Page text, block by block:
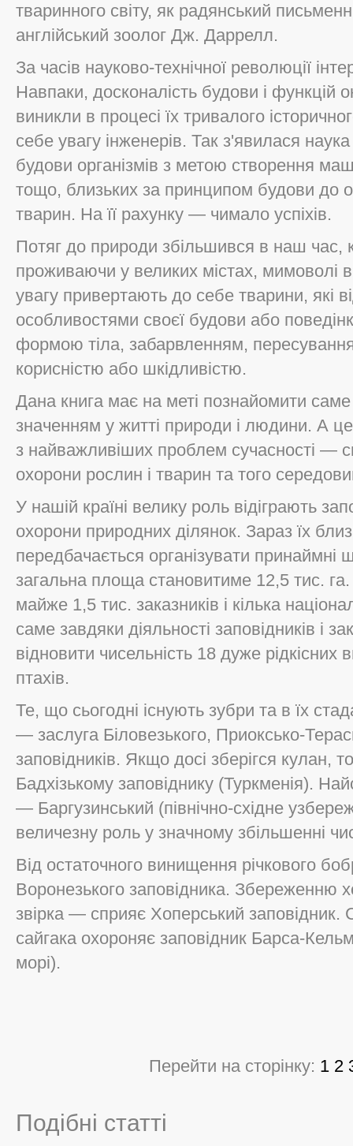
тваринного світу, як радянський
англійський зоолог Дж. Даррелл.
За часів науково-технічної революції
Навпаки, досконалість будови і функцій
виникли в процесі їх тривалого
себе увагу інженерів. Так з'явилася
будови організмів з метою створення
тощо, близьких за принципом будови до
тварин. На її рахунку — чимало успіхів.
Потяг до природи збільшився в наш час,
проживаючи у великих містах, мимоволі
увагу привертають до себе тварини, які
особливостями своєї будови або
формою тіла, забарвленням,
корисністю або шкідливістю.
Дана книга має на меті познайомити
значенням у житті природи і людини. А
з найважливіших проблем сучасності —
охорони рослин і тварин та того
У нашій країні велику роль відіграють
охорони природних ділянок. Зараз їх
передбачається організувати принаймні
загальна площа становитиме 12,5 тис.
майже 1,5 тис. заказників і кілька
саме завдяки діяльності заповідників і
відновити чисельність 18 дуже рідкісних
птахів.
Те, що сьогодні існують зубри та в їх
— заслуга Біловезького, Приоксько-
заповідників. Якщо досі зберігся кулан,
Бадхізькому заповіднику (Туркменія).
— Баргузинський (північно-східне
величезну роль у значному збільшенні
Від остаточного винищення річкового
Воронезького заповідника. Збереженню
звірка — сприяє Хоперський
сайгака охороняє заповідник Барса-
морі).
Перейти на сторінку: 1 2
Подібні статті